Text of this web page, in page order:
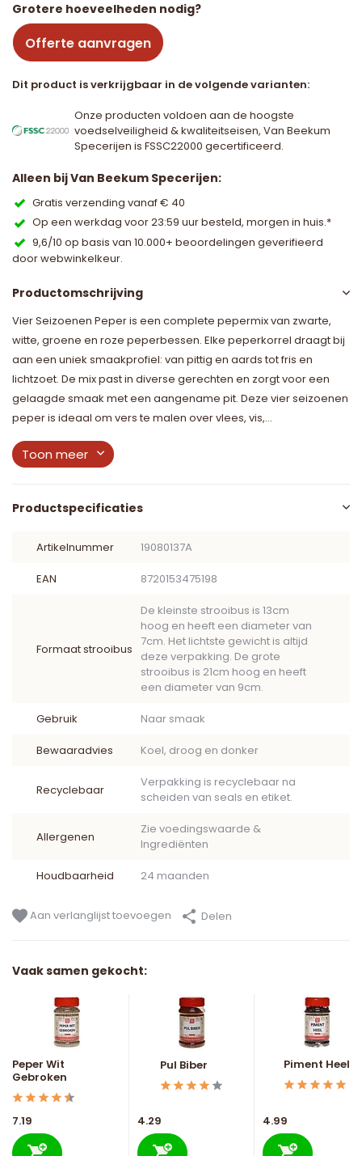
Grotere hoeveelheden nodig?
Offerte aanvragen
Dit product is verkrijgbaar in de volgende varianten:
Onze producten voldoen aan de hoogste
voedselveiligheid & kwaliteitseisen, Van Beekum
Specerijen is FSSC22000 gecertificeerd.
Alleen bij Van Beekum Specerijen:
Gratis verzending vanaf € 40
Op een werkdag voor 23:59 uur besteld, morgen in huis.*
9,6/10 op basis van 10.000+ beoordelingen geverifieerd
door webwinkelkeur.
Productomschrijving
Vier Seizoenen Peper is een complete pepermix van zwarte,
witte, groene en roze peperbessen. Elke peperkorrel draagt bij
aan een uniek smaakprofiel: van pittig en aards tot fris en
lichtzoet. De mix past in diverse gerechten en zorgt voor een
gelaagde smaak met een aangename pit. Deze vier seizoenen
peper is ideaal om vers te malen over vlees, vis,...
Toon meer
Productspecificaties
Artikelnummer 19080137A
EAN 8720153475198
Formaat strooibus
De kleinste strooibus is 13cm
hoog en heeft een diameter van
7cm. Het lichtste gewicht is altijd
deze verpakking. De grote
strooibus is 21cm hoog en heeft
een diameter van 9cm.
Gebruik Naar smaak
Bewaaradvies Koel, droog en donker
Recyclebaar
Verpakking is recyclebaar na
scheiden van seals en etiket.
Allergenen
Zie voedingswaarde &
Ingrediënten
Houdbaarheid 24 maanden
Aan verlanglijst toevoegen Delen
Vaak samen gekocht:
Peper Wit
Gebroken
7.19
Pul Biber
4.29
Piment Heel
4.99